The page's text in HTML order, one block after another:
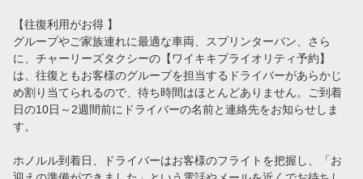
タクシーを予約する
ご案内
空港定額料金をご利用のお客様（ホノルル空港到着時のご案内）
ホノルル空港でのWiFi使用方法
【往復利用がお得 】
グループやご家族連れに最適な車両、スプリンターバン、さら
に、チャーリーズタクシーの【ワイキキプライオリティ予約】
は、往復ともお客様のグループを担当するドライバーがあらかじ
め割り当てられるので、待ち時間はほとんどありません。ご到着
日の10日～2週間前にドライバーの名前と連絡先をお知らせしま
す。
ホノルル到着日、ドライバーはお客様のフライトを把握し、「お